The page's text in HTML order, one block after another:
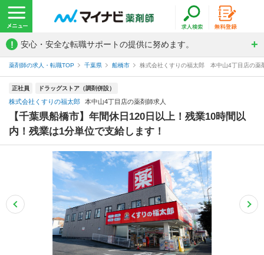
! 安心・安全な転職サポートの提供に努めます。
薬剤師の求人・転職TOP 千葉県 船橋市 株式会社くすりの福太郎 本中山4丁目店の薬
正社員 ドラッグストア（調剤併設）
株式会社くすりの福太郎 本中山4丁目店の薬剤師求人
【千葉県船橋市】年間休日120日以上！残業10時間以
内！残業は1分単位で支給します！